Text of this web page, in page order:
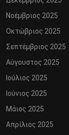
Νοέμβριος 2025
Οκτώβριος 2025
Σεπτέμβριος 2025
Αύγουστος 2025
Ιούλιος 2025
Ιούνιος 2025
Μάιος 2025
Απρίλιος 2025